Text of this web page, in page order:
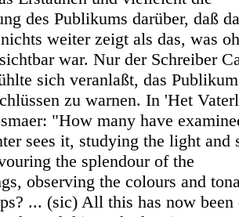
des Publikums darüber, daß
weiter zeigt als das, was
war. Nur der Schreiber
sich veranlaßt, das
zu warnen. In 'Het
"How many have
sees it, studying the light and
the splendour of the
observing the colours and
... (sic) All this has now been